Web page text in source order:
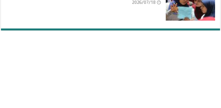
2026/07/18